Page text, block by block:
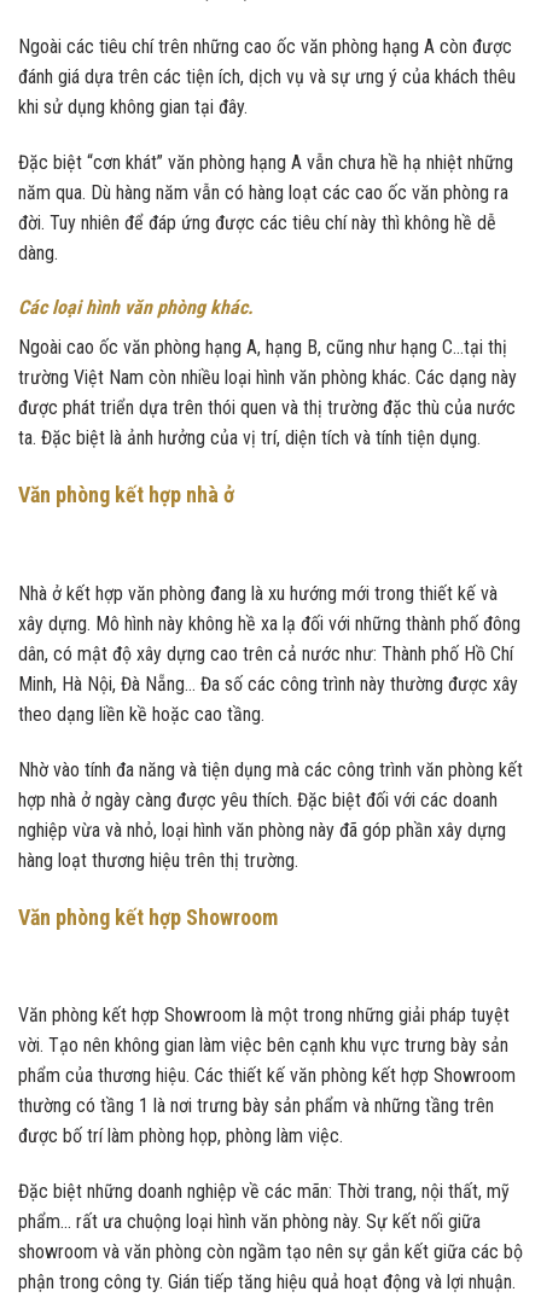
Ngoài các tiêu chí trên những cao ốc văn phòng hạng A còn được
đánh giá dựa trên các tiện ích, dịch vụ và sự ưng ý của khách thêu
khi sử dụng không gian tại đây.
Đặc biệt “cơn khát” văn phòng hạng A vẫn chưa hề hạ nhiệt những
năm qua. Dù hàng năm vẫn có hàng loạt các cao ốc văn phòng ra
đời. Tuy nhiên để đáp ứng được các tiêu chí này thì không hề dễ
dàng.
Các loại hình văn phòng khác.
Ngoài cao ốc văn phòng hạng A, hạng B, cũng như hạng C…tại thị
trường Việt Nam còn nhiều loại hình văn phòng khác. Các dạng này
được phát triển dựa trên thói quen và thị trường đặc thù của nước
ta. Đặc biệt là ảnh hưởng của vị trí, diện tích và tính tiện dụng.
Văn phòng kết hợp nhà ở
Nhà ở kết hợp văn phòng đang là xu hướng mới trong thiết kế và
xây dựng. Mô hình này không hề xa lạ đối với những thành phố đông
dân, có mật độ xây dựng cao trên cả nước như: Thành phố Hồ Chí
Minh, Hà Nội, Đà Nẵng… Đa số các công trình này thường được xây
theo dạng liền kề hoặc cao tầng.
Nhờ vào tính đa năng và tiện dụng mà các công trình văn phòng kết
hợp nhà ở ngày càng được yêu thích. Đặc biệt đối với các doanh
nghiệp vừa và nhỏ, loại hình văn phòng này đã góp phần xây dựng
hàng loạt thương hiệu trên thị trường.
Văn phòng kết hợp Showroom
Văn phòng kết hợp Showroom là một trong những giải pháp tuyệt
vời. Tạo nên không gian làm việc bên cạnh khu vực trưng bày sản
phẩm của thương hiệu. Các thiết kế văn phòng kết hợp Showroom
thường có tầng 1 là nơi trưng bày sản phẩm và những tầng trên
được bố trí làm phòng họp, phòng làm việc.
Đặc biệt những doanh nghiệp về các mãn: Thời trang, nội thất, mỹ
phẩm… rất ưa chuộng loại hình văn phòng này. Sự kết nối giữa
showroom và văn phòng còn ngầm tạo nên sự gắn kết giữa các bộ
phận trong công ty. Gián tiếp tăng hiệu quả hoạt động và lợi nhuận.